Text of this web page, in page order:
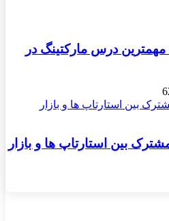
مهمترین درس مارکتینگ در
بین استارتاپ ها و بازار